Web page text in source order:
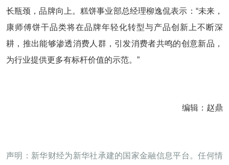
长瓶颈，品牌向上。糕饼事业部总经理柳逸侃表示：“未来，
康师傅饼干品类将在品牌年轻化转型与产品创新上不断深
耕，推出能够渗透消费人群，引发消费者共鸣的创意新品，
为行业提供更多有标杆价值的示范。”
编辑：赵鼎
声明：新华财经为新华社承建的国家金融信息平台。任何情